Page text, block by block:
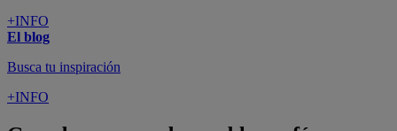
+INFO
El blog
Busca tu inspiración
+INFO